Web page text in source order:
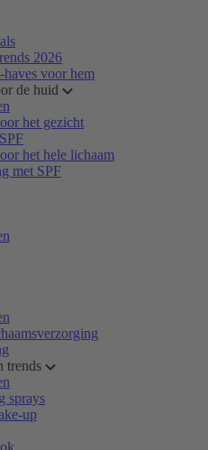
2026
haves voor hem
de huid
het gezicht
het hele lichaam
met SPF
trends
sprays
up